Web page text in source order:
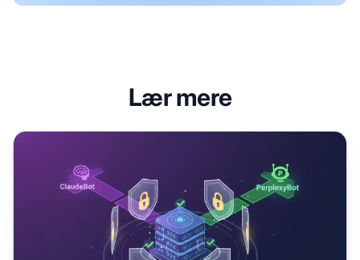
Lær mere
Sådan identificerer du AI-crawlere i dine serverlogs